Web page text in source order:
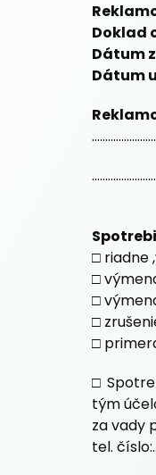
Doklad
Dátum
Dátum
□ riadne
□
□
□
□
□
tým
za vady
tel.